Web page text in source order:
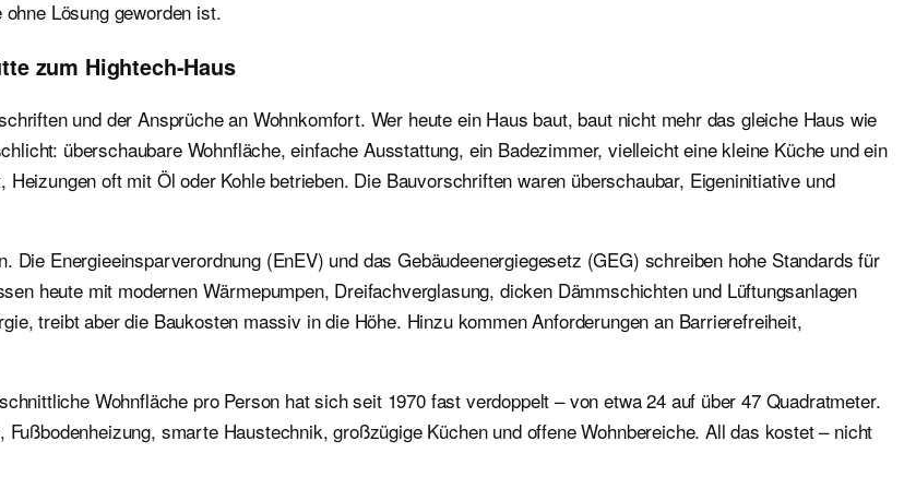
Lösung geworden ist.
zum Hightech-Haus
und der Ansprüche an Wohnkomfort. Wer heute ein Haus baut, baut nicht mehr das gleiche Haus wie
überschaubare Wohnfläche, einfache Ausstattung, ein Badezimmer, vielleicht eine kleine Küche und ein
oft mit Öl oder Kohle betrieben. Die Bauvorschriften waren überschaubar, Eigeninitiative und
Die Energieeinsparverordnung (EnEV) und das Gebäudeenergiegesetz (GEG) schreiben hohe Standards für
heute mit modernen Wärmepumpen, Dreifachverglasung, dicken Dämmschichten und Lüftungsanlagen
treibt aber die Baukosten massiv in die Höhe. Hinzu kommen Anforderungen an Barrierefreiheit,
Wohnfläche pro Person hat sich seit 1970 fast verdoppelt – von etwa 24 auf über 47 Quadratmeter.
smarte Haustechnik, großzügige Küchen und offene Wohnbereiche. All das kostet – nicht